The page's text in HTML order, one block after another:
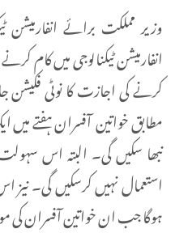
وزیر مملکت برائے
انفارمیشن ٹیکنالوجی میں کام
کرنے کی اجازت کا نوٹی
مطابق خواتین آفسران ہفتے میں
نبھا سکیں گی۔ البتہ اس سہولت
استعمال نہیں کرسکیں گی۔
ہوگا جب ان خواتین آفسران کی